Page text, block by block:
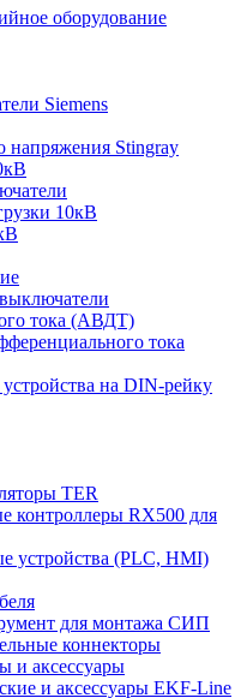
оборудование
Siemens
напряжения Stingray
10кВ
тока (АВДТ)
тока
на DIN-рейку
TER
контроллеры RX500 для
устройства (PLC, HMI)
для монтажа СИП
коннекторы
и аксессуары
и аксессуары EKF-Line